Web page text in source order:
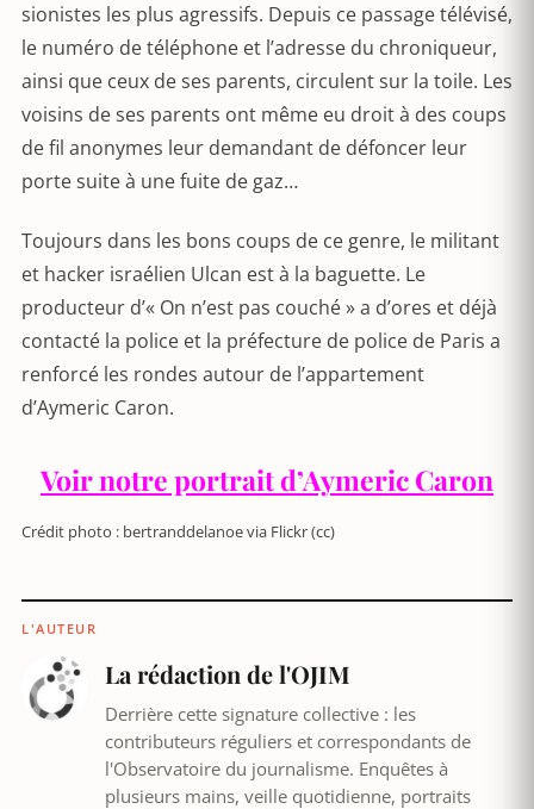
sionistes les plus agressifs. Depuis ce passage télévisé,
le numéro de téléphone et l’adresse du chroniqueur,
ainsi que ceux de ses parents, circulent sur la toile. Les
voisins de ses parents ont même eu droit à des coups
de fil anonymes leur demandant de défoncer leur
porte suite à une fuite de gaz…
Toujours dans les bons coups de ce genre, le militant
et hacker israélien Ulcan est à la baguette. Le
producteur d’« On n’est pas couché » a d’ores et déjà
contacté la police et la préfecture de police de Paris a
renforcé les rondes autour de l’appartement
d’Aymeric Caron.
Voir notre portrait d’Aymeric Caron
Crédit photo : bertranddelanoe via Flickr (cc)
L'AUTEUR
La rédaction de l'OJIM
Derrière cette signature collective : les
contributeurs réguliers et correspondants de
l'Observatoire du journalisme. Enquêtes à
plusieurs mains, veille quotidienne, portraits